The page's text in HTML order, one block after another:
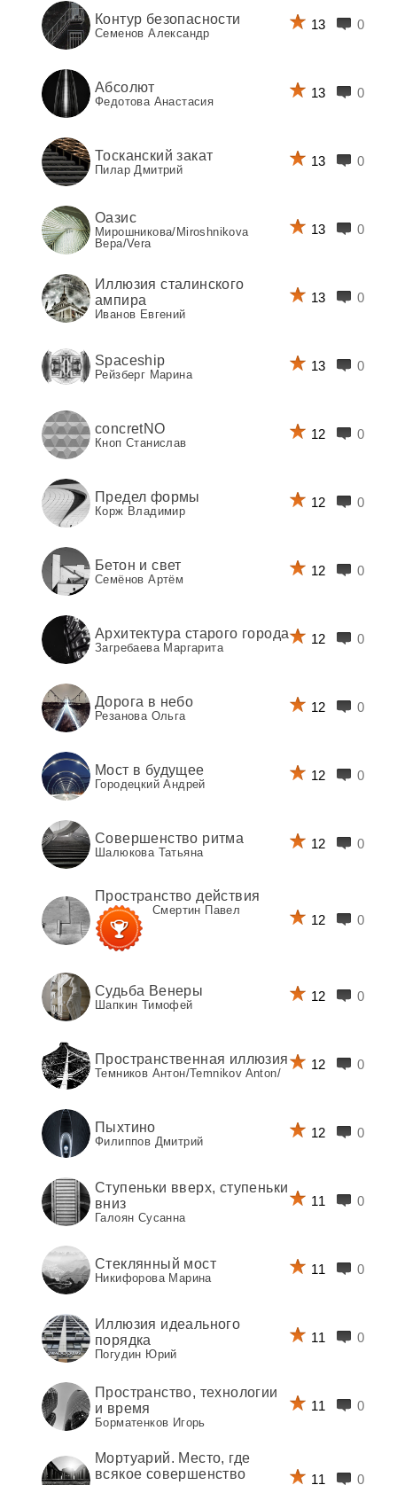
Контур безопасности
Семенов Александр
13 0
Абсолют
Федотова Анастасия
13 0
Тосканский закат
Пилар Дмитрий
13 0
Оазис
Мирошникова/Miroshnikova
Вера/Vera
13 0
Иллюзия сталинского
ампира
Иванов Евгений
13 0
Spaceship
Рейзберг Марина
13 0
concretNO
Кноп Станислав
12 0
Предел формы
Корж Владимир
12 0
Бетон и свет
Семёнов Артём
12 0
Архитектура старого города
Загребаева Маргарита
12 0
Дорога в небо
Резанова Ольга
12 0
Мост в будущее
Городецкий Андрей
12 0
Совершенство ритма
Шалюкова Татьяна
12 0
Пространство действия
Смертин Павел
12 0
Судьба Венеры
Шапкин Тимофей
12 0
Пространственная иллюзия
Темников Антон/Temnikov Anton/
12 0
Пыхтино
Филиппов Дмитрий
12 0
Ступеньки вверх, ступеньки
вниз
Галоян Сусанна
11 0
Стеклянный мост
Никифорова Марина
11 0
Иллюзия идеального
порядка
Погудин Юрий
11 0
Пространство, технологии
и время
Борматенков Игорь
11 0
Мортуарий. Место, где
всякое совершенство
11 0